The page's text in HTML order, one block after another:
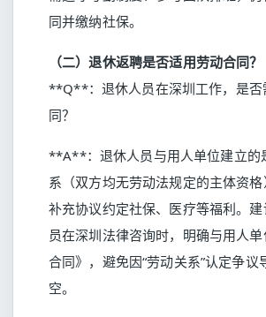
同并缴纳社保。
（二）退休返聘是否适用劳动合同？
**Q**：退休人员在深圳工作，是否
同？
**A**：退休人员与用人单位建立的
系（双方均无劳动法规定的主体资
补充协议约定社保、医疗等福利。
员在深圳法律咨询时，明确与用人
合同》，避免因“劳动关系”认定争议
空。